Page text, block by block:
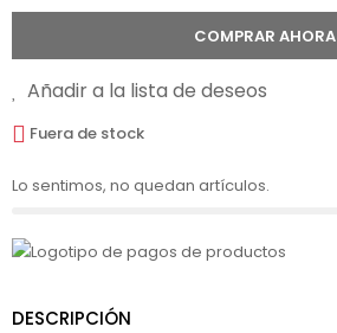
COMPRAR AHORA
Añadir a la lista de deseos
Fuera de stock
Lo sentimos, no quedan artículos.
DESCRIPCIÓN